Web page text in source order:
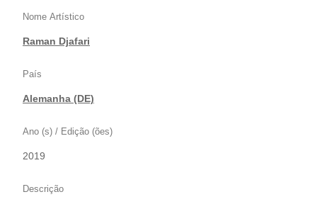
Nome Artístico
Raman Djafari
País
Alemanha (DE)
Ano (s) / Edição (ões)
2019
Descrição